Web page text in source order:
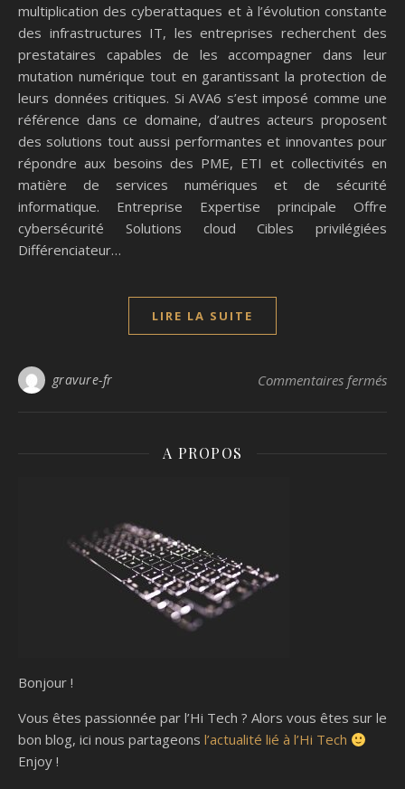
multiplication des cyberattaques et à l’évolution constante
des infrastructures IT, les entreprises recherchent des
prestataires capables de les accompagner dans leur
mutation numérique tout en garantissant la protection de
leurs données critiques. Si AVA6 s’est imposé comme une
référence dans ce domaine, d’autres acteurs proposent
des solutions tout aussi performantes et innovantes pour
répondre aux besoins des PME, ETI et collectivités en
matière de services numériques et de sécurité
informatique. Entreprise Expertise principale Offre
cybersécurité Solutions cloud Cibles privilégiées
Différenciateur…
LIRE LA SUITE
gravure-fr Commentaires fermés
A PROPOS
Bonjour !
Vous êtes passionnée par l’Hi Tech ? Alors vous êtes sur le
bon blog, ici nous partageons l’actualité lié à l’Hi Tech
Enjoy !